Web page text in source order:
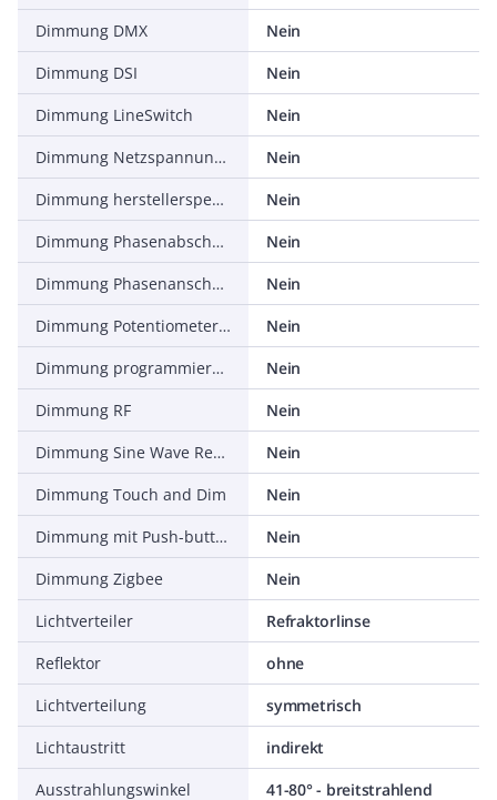
Dimmung DMX
Nein
Dimmung DSI
Nein
Dimmung LineSwitch
Nein
Dimmung Netzspannungsmodulation
Nein
Dimmung herstellerspezifisch
Nein
Dimmung Phasenabschnitt
Nein
Dimmung Phasenanschnitt
Nein
Dimmung Potentiometer (geräteintegriert)
Nein
Dimmung programmierbar
Nein
Dimmung RF
Nein
Dimmung Sine Wave Reduction
Nein
Dimmung Touch and Dim
Nein
Dimmung mit Push-button
Nein
Dimmung Zigbee
Nein
Lichtverteiler
Refraktorlinse
Reflektor
ohne
Lichtverteilung
symmetrisch
Lichtaustritt
indirekt
Ausstrahlungswinkel
41-80° - breitstrahlend